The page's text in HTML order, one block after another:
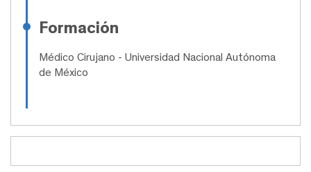
Formación
Médico Cirujano - Universidad Nacional Autónoma
de México